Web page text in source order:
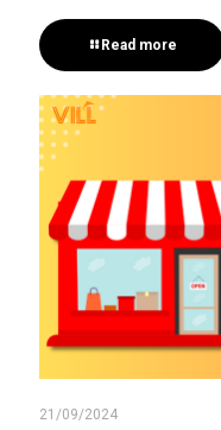
Read more
21/09/2024